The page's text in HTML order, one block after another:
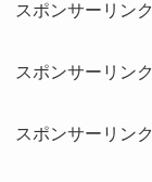
スポンサーリンク
スポンサーリンク
スポンサーリンク